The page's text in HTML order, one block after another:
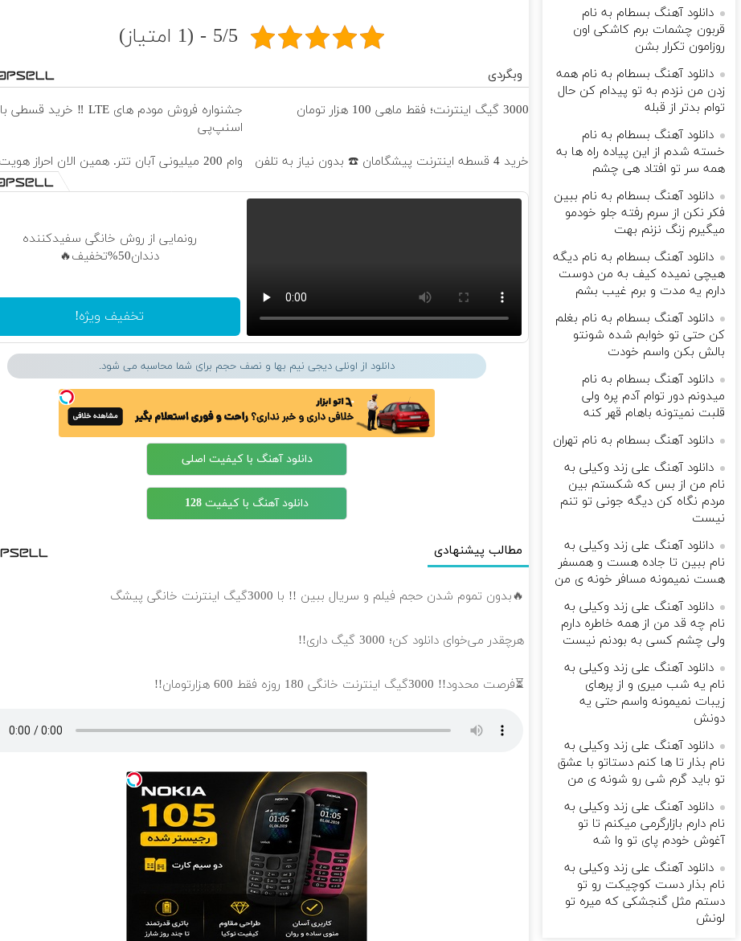
5/5 - (1 امتیاز)
وبگردی
3000 گیگ اینترنت؛ فقط ماهی 100 هزار تومان
جشنواره فروش مودم های LTE ‼️ خرید قسطی با
اسنپ‌پی
خرید 4 قسطه اینترنت پیشگامان ☎️ بدون نیاز به تلفن
وام 200 میلیونی آبان تتر. همین الان احراز هویت کن!
رونمایی از روش خانگی سفیدکننده
دندان50%تخفیف🔥
تخفیف ویژه!
دانلود از اونلی دیجی نیم بها و نصف حجم برای شما محاسبه می شود.
دانلود آهنگ با کیفیت اصلی
دانلود آهنگ با کیفیت 128
مطالب پیشنهادی
🔥بدون تموم شدن حجم فیلم و سریال ببین !! با 3000گیگ اینترنت خانگی پیشگ
هرچقدر می‌خوای دانلود کن؛ 3000 گیگ داری!!
⏳فرصت محدود!! 3000گیگ اینترنت خانگی 180 روزه فقط 600 هزارتومان!!
دانلود آهنگ بسطام به نام
قربون چشمات برم کاشکی اون
روزامون تکرار بشن
دانلود آهنگ بسطام به نام همه
زدن من نزدم به تو پیدام کن حال
توام بدتر از قبله
دانلود آهنگ بسطام به نام
خسته شدم از این پیاده راه ها به
همه سر تو افتاد هی چشم
دانلود آهنگ بسطام به نام ببین
فکر نکن از سرم رفته جلو خودمو
میگیرم زنگ نزنم بهت
دانلود آهنگ بسطام به نام دیگه
هیچی نمیده کیف به من دوست
دارم یه مدت و برم غیب بشم
دانلود آهنگ بسطام به نام بغلم
کن حتی تو خوابم شده شونتو
بالش بکن واسم خودت
دانلود آهنگ بسطام به نام
میدونم دور توام آدم پره ولی
قلبت نمیتونه باهام قهر کنه
دانلود آهنگ بسطام به نام تهران
دانلود آهنگ علی زند وکیلی به
نام من از بس كه شكستم بین
مردم نگاه كن دیگه جونى تو تنم
نیست
دانلود آهنگ علی زند وکیلی به
نام ببین تا جاده هست و همسفر
هست نمیمونه مسافر خونه ی من
دانلود آهنگ علی زند وکیلی به
نام چه قد من از همه خاطره دارم
ولی چشم كسی به بودنم نیست
دانلود آهنگ علی زند وکیلی به
نام یه شب میرى و از پرهای
زيبات نمیمونه واسم حتی یه
دونش
دانلود آهنگ علی زند وکیلی به
نام بذار تا ها كنم دستاتو با عشق
تو باید گرم شی رو شونه ى من
دانلود آهنگ علی زند وکیلی به
نام دارم بازارگرمی میكنم تا تو
آغوش خودم پای تو وا شه
دانلود آهنگ علی زند وکیلی به
نام بذار دست كوچیكت رو تو
دستم مثل گنجشكی كه میره تو
لونش